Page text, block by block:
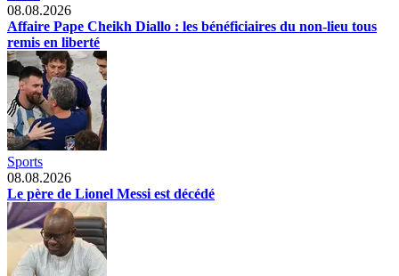
08.08.2026
Affaire Pape Cheikh Diallo : les bénéficiaires du non-lieu tous
remis en liberté
Sports
08.08.2026
Le père de Lionel Messi est décédé